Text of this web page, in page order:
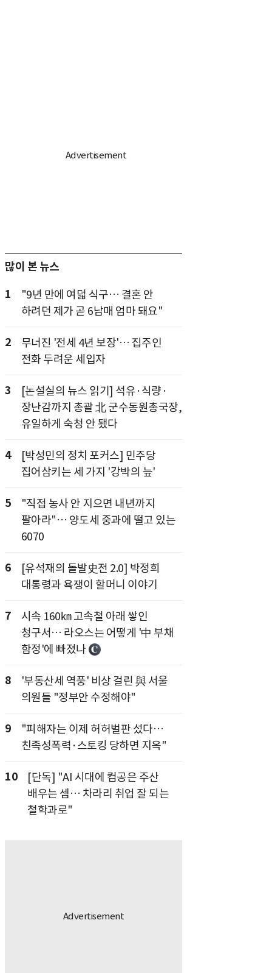
많이 본 뉴스
1
"9년 만에 여덟 식구… 결혼 안
하려던 제가 곧 6남매 엄마 돼요"
2
무너진 '전세 4년 보장'… 집주인
전화 두려운 세입자
3
[논설실의 뉴스 읽기] 석유·식량·
장난감까지 총괄 北 군수동원총국장,
유일하게 숙청 안 됐다
4
[박성민의 정치 포커스] 민주당
집어삼키는 세 가지 '강박의 늪'
5
"직접 농사 안 지으면 내년까지
팔아라"… 양도세 중과에 떨고 있는
6070
6
[유석재의 돌발史전 2.0] 박정희
대통령과 욕쟁이 할머니 이야기
7
시속 160㎞ 고속철 아래 쌓인
청구서… 라오스는 어떻게 '中 부채
함정'에 빠졌나
8
'부동산세 역풍' 비상 걸린 與 서울
의원들 "정부안 수정해야"
9
"피해자는 이제 허허벌판 섰다…
친족성폭력·스토킹 당하면 지옥"
10
[단독] "AI 시대에 컴공은 주산
배우는 셈… 차라리 취업 잘 되는
철학과로"